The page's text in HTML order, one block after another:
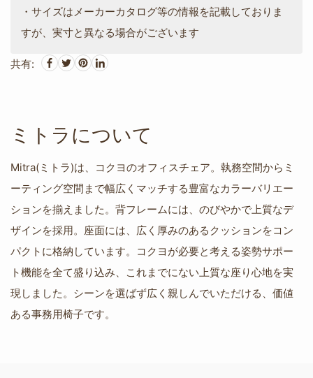
・サイズはメーカーカタログ等の情報を記載しておりま
すが、実寸と異なる場合がございます
共有:
ミトラについて
Mitra(ミトラ)は、コクヨのオフィスチェア。執務空間からミ
ーティング空間まで幅広くマッチする豊富なカラーバリエー
ションを揃えました。背フレームには、のびやかで上質なデ
ザインを採用。座面には、広く厚みのあるクッションをコン
パクトに格納しています。コクヨが必要と考える姿勢サポー
ト機能を全て盛り込み、これまでにない上質な座り心地を実
現しました。シーンを選ばず広く親しんでいただける、価値
ある事務用椅子です。